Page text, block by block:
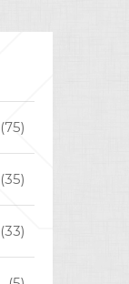
(75)
(35)
(33)